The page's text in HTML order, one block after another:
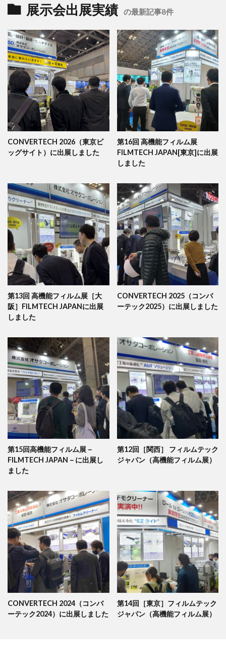
展示会出展実績 の最新記事8件
CONVERTECH 2026（東京ビ
ッグサイト）に出展しました
第16回 高機能フィルム展
FILMTECH JAPAN[東京]に出展
しました
第13回 高機能フィルム展［大
阪］FILMTECH JAPANに出展
しました
CONVERTECH 2025（コンバ
ーテック2025）に出展しました
第15回高機能フィルム展－
FILMTECH JAPAN－に出展し
ました
第12回［関西］ フィルムテック
ジャパン（高機能フィルム展）
CONVERTECH 2024（コンバ
ーテック2024）に出展しました
第14回［東京］フィルムテック
ジャパン（高機能フィルム展）